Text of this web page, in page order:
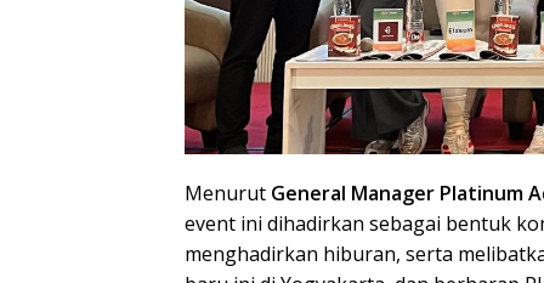
Menurut General Manager Platinum
event ini dihadirkan sebagai bentuk
menghadirkan hiburan, serta